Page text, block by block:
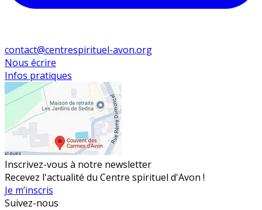
contact@centrespirituel-avon.org
Nous écrire
Infos pratiques
Inscrivez-vous à notre newsletter
Recevez l'actualité du Centre spirituel d'Avon !
Je m’inscris
Suivez-nous